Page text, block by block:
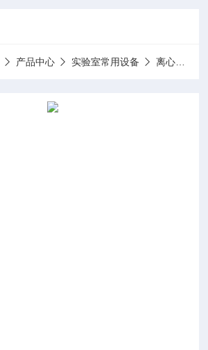
产品中心 实验室常用设备 离心机